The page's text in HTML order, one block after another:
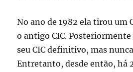
No ano de 1982 ela tirou um
o antigo CIC.
seu CIC definitivo, mas
Entretanto, desde então, há